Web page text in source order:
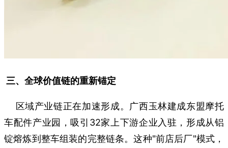
三、全球价值链的重新锚定
区域产业链正在加速形成。广西玉林建成东盟摩托
车配件产业园，吸引32家上下游企业入驻，形成从铝
锭熔炼到整车组装的完整链条。这种"前店后厂"模式，